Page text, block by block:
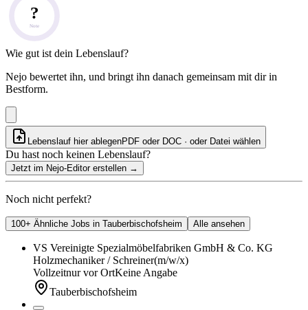
?
Note
Wie gut ist dein Lebenslauf?
Nejo bewertet ihn, und bringt ihn danach gemeinsam mit dir in
Bestform.
Lebenslauf hier ablegenPDF oder DOC · oder Datei wählen
Du hast noch keinen Lebenslauf?
Jetzt im Nejo-Editor erstellen →
Noch nicht perfekt?
100+ Ähnliche Jobs in Tauberbischofsheim Alle ansehen
VS Vereinigte Spezialmöbelfabriken GmbH & Co. KG
Holzmechaniker / Schreiner(m/w/x)
Vollzeitnur vor OrtKeine Angabe
Tauberbischofsheim